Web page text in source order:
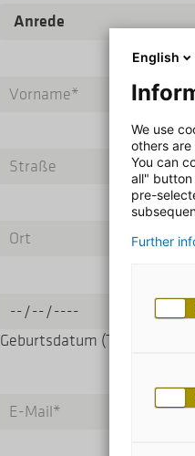
Anrede
Geburtsdatum (TT.MM.JJJJ)
English
We use
others
You can
all" button
pre-
Further